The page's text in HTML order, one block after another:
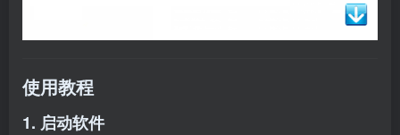
使用教程
1. 启动软件